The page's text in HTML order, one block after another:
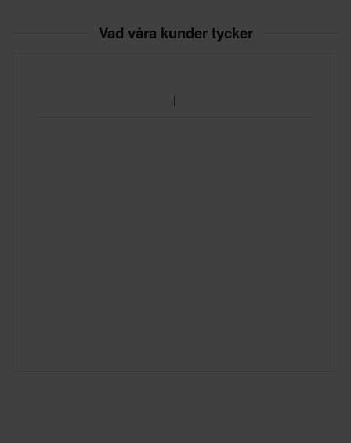
Vad våra kunder tycker